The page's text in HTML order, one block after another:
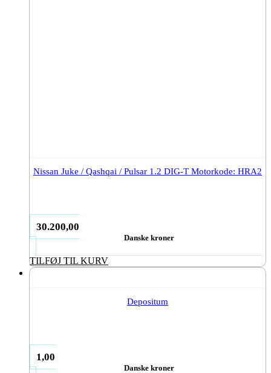
Nissan Juke / Qashqai / Pulsar 1.2 DIG-T Motorkode: HRA2
30.200,00
Danske kroner
TILFØJ TIL KURV
Depositum
1,00
Danske kroner